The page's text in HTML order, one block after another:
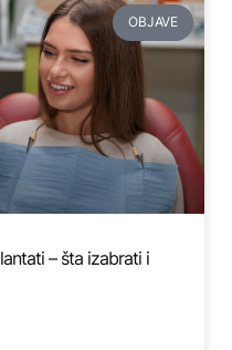
OBJAVE
– šta izabrati i